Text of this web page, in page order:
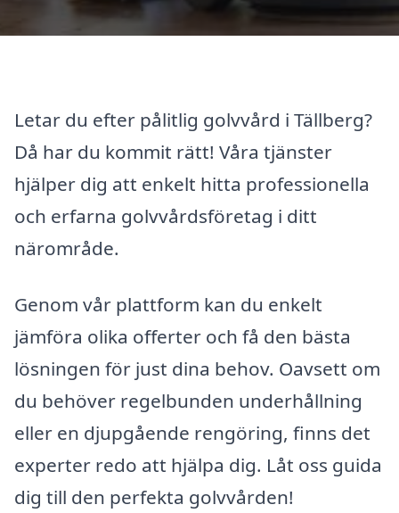
Letar du efter pålitlig golvvård i Tällberg?
Då har du kommit rätt! Våra tjänster
hjälper dig att enkelt hitta professionella
och erfarna golvvårdsföretag i ditt
närområde.
Genom vår plattform kan du enkelt
jämföra olika offerter och få den bästa
lösningen för just dina behov. Oavsett om
du behöver regelbunden underhållning
eller en djupgående rengöring, finns det
experter redo att hjälpa dig. Låt oss guida
dig till den perfekta golvvården!